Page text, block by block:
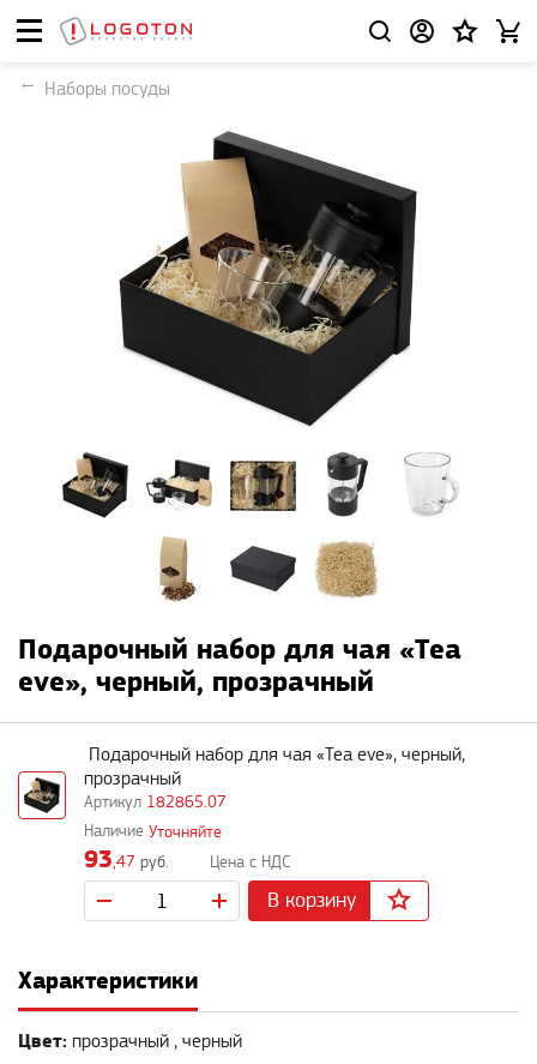
Наборы посуды
Подарочный набор для чая «Tea
eve», черный, прозрачный
182865.07
Подарочный набор для чая «Tea eve», черный,
прозрачный
Уточняйте
93,47 руб.
В корзину
Характеристики
Цвет: прозрачный , черный